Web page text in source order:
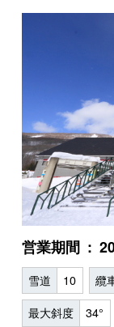
営業期間
雪道 10 纜
最大斜度 34°